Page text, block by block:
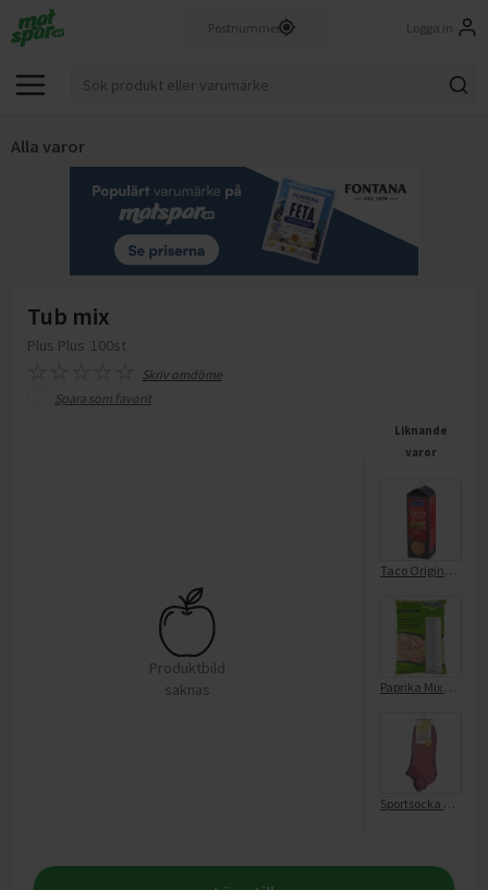
Logga in
Alla varor
Tub mix
Plus Plus 100st
Skriv omdöme
Spara som favorit
Produktbild
saknas
Liknande
varor
Taco Original Spice Mix
Paprika Mix Fryst
Sportsocka Enfärgad Mix 37/40